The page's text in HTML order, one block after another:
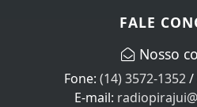
FALE
Nosso
Fone: (14) 3572-1352/
E-mail: